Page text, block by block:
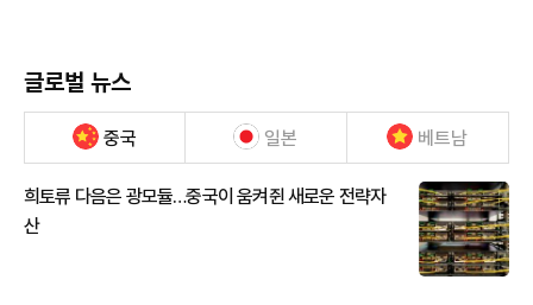
글로벌 뉴스
중국 일본 베트남
희토류 다음은 광모듈…중국이 움켜쥔 새로운 전략자
산